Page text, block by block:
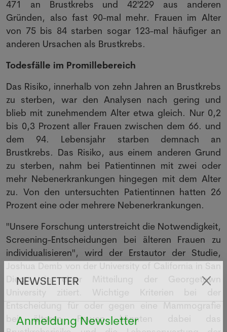
471 an Brustkrebs und 42'229 aus anderen
Gründen, also fast 90-mal mehr. Frauen im Alter
von 75 bis 84 starben sogar 123-mal häufiger an
anderen Ursachen als Brustkrebs.
Todesfälle im Promillebereich
Das Risiko, innerhalb von zehn Jahren an Brustkrebs
zu sterben, war den Analysen nach gering und
blieb mit zunehmendem Alter etwa gleich. Nur 0,2
bis 0,3 Prozent aller Frauen zwischen dem 66. und
dem 94. Lebensjahr starben demnach an
Brustkrebs. Das Risiko, aus einem anderen Grund
zu sterben, nahm bei Patientinnen mit zwei oder
mehr Nebenerkrankungen hingegen mit dem Alter
zu. Von den untersuchten Patientinnen hatten 26
Prozent eine oder mehrere Nebenerkrankungen.
"Unsere Forschung unterstreicht die Notwendigkeit,
Screening-Entscheidungen bei älteren Frauen zu
individualisieren", wird der Erstautor der Studie,
Joshua Demb von der University of California in San
Diego, in einer Mitteilung der Georgetown
University zitiert. Wichtige Kriterien bei der
Entscheidung für oder gegen eine Mammografie
bei älteren Frauen könnten dabei das
NEWSLETTER